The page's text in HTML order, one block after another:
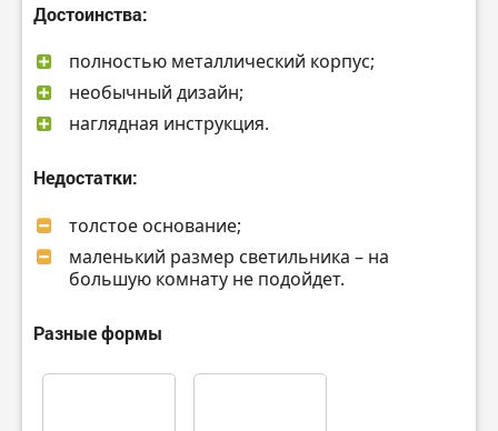
Достоинства:
полностью металлический корпус;
необычный дизайн;
наглядная инструкция.
Недостатки:
толстое основание;
маленький размер светильника – на
большую комнату не подойдет.
Разные формы